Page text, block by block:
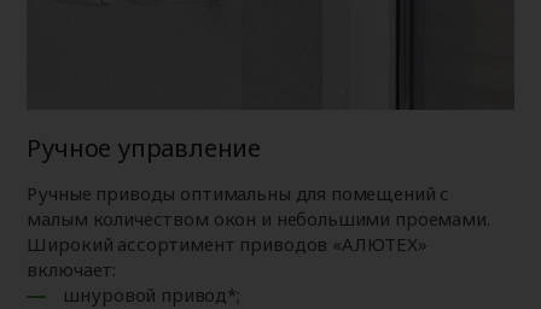
Ручное управление
Ручные приводы оптимальны для помещений с
малым количеством окон и небольшими проемами.
Широкий ассортимент приводов «АЛЮТЕХ»
включает:
шнуровой привод*;